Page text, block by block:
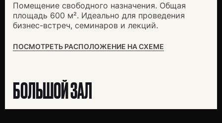
Помещение свободного назначения. Общая
площадь 600 м². Идеально для проведения
бизнес-встреч, семинаров и лекций.
ПОСМОТРЕТЬ РАСПОЛОЖЕНИЕ НА СХЕМЕ
БОЛЬШОЙ ЗАЛ